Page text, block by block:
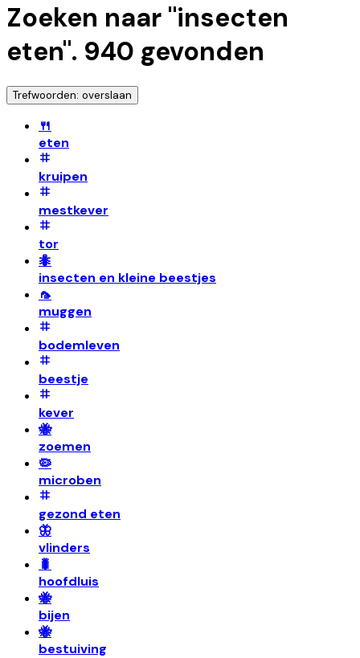
Zoeken naar "insecten
eten". 940 gevonden
Trefwoorden: overslaan
🍴
eten
kruipen
mestkever
tor
🐜
insecten en kleine beestjes
🦟
muggen
bodemleven
beestje
kever
🐝
zoemen
🦠
microben
gezond eten
🦋
vlinders
🐛
hoofdluis
🐝
bijen
🐝
bestuiving